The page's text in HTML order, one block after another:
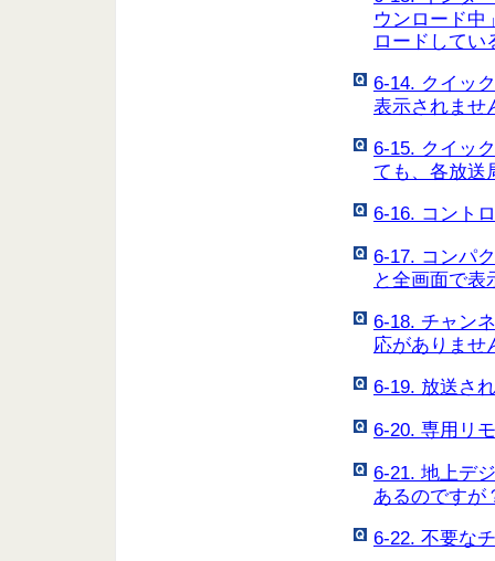
ウンロード中
ロードしてい
6-14. クイッ
表示されませ
6-15. クイッ
ても、各放送
6-16. コント
6-17. コンパ
と全画面で表
6-18. チャン
応がありませ
6-19. 放送さ
6-20. 専用リ
6-21. 地上デ
あるのですが
6-22. 不要な